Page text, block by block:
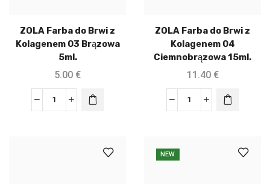
ZOLA Farba do Brwi z
Kolagenem 03 Brązowa
5ml.
5.00 €
ZOLA Farba do Brwi z
Kolagenem 04
Ciemnobrązowa 15ml.
11.40 €
NEW